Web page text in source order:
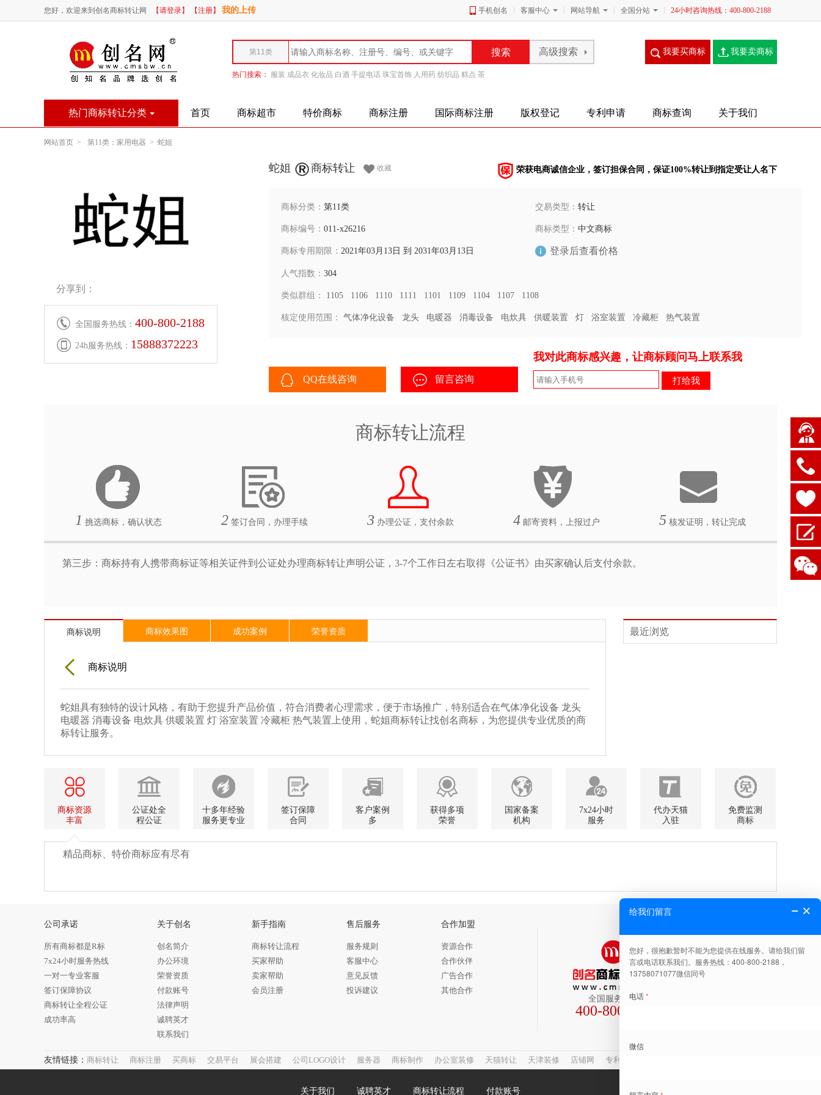
您好，欢迎来到创名商标转让网 【请登录】 【注册】 我的上传 手机创名 客服中心 网站导航 全国分站 24小时咨询热线：400-800-2188
热门搜索： 服装 成品衣 化妆品 白酒 手提电话 珠宝首饰 人用药 纺织品 糕点 茶
我要买商标 我要卖商标
热门商标转让分类 首页 商标超市 特价商标 商标注册 国际商标注册 版权登记 专利申请 商标查询 关于我们
网站首页 > 第11类：家用电器 > 蛇姐
分享到：
全国服务热线： 400-800-2188
24h服务热线： 15888372223
蛇姐 商标转让 荣获电商诚信企业，签订担保合同，保证100%转让到指定受让人名下
收藏
商标分类： 第11类 交易类型： 转让
商标编号： 011-x26216 商标类型： 中文商标
登录后查看价格
商标专用期限： 2021年03月13日 到 2031年03月13日
人气指数： 304
类似群组： 1105 1106 1110 1111 1101 1109 1104 1107 1108
核定使用范围： 气体净化设备 龙头 电暖器 消毒设备 电炊具 供暖装置 灯 浴室装置 冷藏柜 热气装置
QQ在线咨询 留言咨询
我对此商标感兴趣，让商标顾问马上联系我
商标转让流程
1 挑选商标，确认状态 2 签订合同，办理手续 3 办理公证，支付余款 4 邮寄资料，上报过户 5 核发证明，转让完成
第三步：商标持有人携带商标证等相关证件到公证处办理商标转让声明公证，3-7个工作日左右取得《公证书》由买家确认后支付余款。
商标说明 商标效果图 成功案例 荣誉资质
商标说明
蛇姐具有独特的设计风格，有助于您提升产品价值，符合消费者心理需求，便于市场推广，特别适合在气体净化设备 龙头
电暖器 消毒设备 电炊具 供暖装置 灯 浴室装置 冷藏柜 热气装置上使用，蛇姐商标转让找创名商标，为您提供专业优质的商
标转让服务。
最近浏览
商标资源
丰富
公证处全
程公证
十多年经验
服务更专业
签订保障
合同
客户案例
多
获得多项
荣誉
国家备案
机构
7x24小时
服务
代办天猫
入驻
免费监测
商标
精品商标、特价商标应有尽有
公司承诺
所有商标都是R标
7x24小时服务热线
一对一专业客服
签订保障协议
商标转让全程公证
成功率高
关于创名
创名简介
办公环境
荣誉资质
付款账号
法律声明
诚聘英才
联系我们
新手指南
商标转让流程
买家帮助
卖家帮助
会员注册
售后服务
服务规则
客服中心
意见反馈
投诉建议
合作加盟
资源合作
合作伙伴
广告合作
其他合作
全国服务热线
400-800-2188
友情链接： 商标转让 商标注册 买商标 交易平台 展会搭建 公司LOGO设计 服务器 商标制作 办公室装修 天猫转让 天津装修 店铺网 专利查询
关于我们 诚聘英才 商标转让流程 付款账号